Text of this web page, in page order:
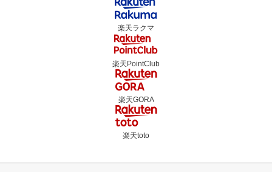
楽天ラクマ
楽天PointClub
楽天GORA
楽天toto